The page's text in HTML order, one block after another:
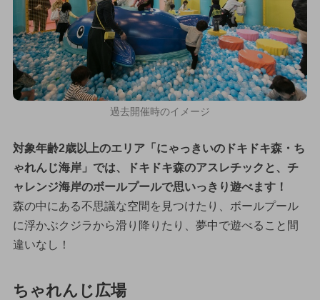
過去開催時のイメージ
対象年齢2歳以上のエリア「にゃっきいのドキドキ森・ち
ゃれんじ海岸」では、ドキドキ森のアスレチックと、チ
ャレンジ海岸のボールプールで思いっきり遊べます！
森の中にある不思議な空間を見つけたり、ボールプール
に浮かぶクジラから滑り降りたり、夢中で遊べること間
違いなし！
ちゃれんじ広場